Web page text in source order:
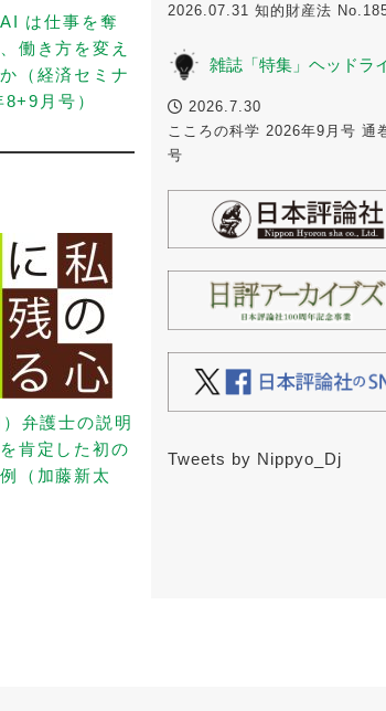
AI は仕事を奪
働き方を変え
（経済セミナ
月号）
）弁護士の説明
肯定した初の
（加藤新太
2026.07.31 知的財産法
雑誌「特集」ヘッドラ
2026.7.30
こころの科学 2026年9月号 通
号
Tweets by Nippyo_Dj